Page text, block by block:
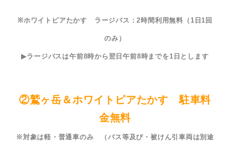
※ホワイトピアたかす ラージバス：2時間利用無料（1日1回
のみ）
▶ラージバスは午前8時から翌日午前8時までを1日とします
②鷲ヶ岳＆ホワイトピアたかす 駐車料
金無料
※対象は軽・普通車のみ （バス等及び・被けん引車両は別途